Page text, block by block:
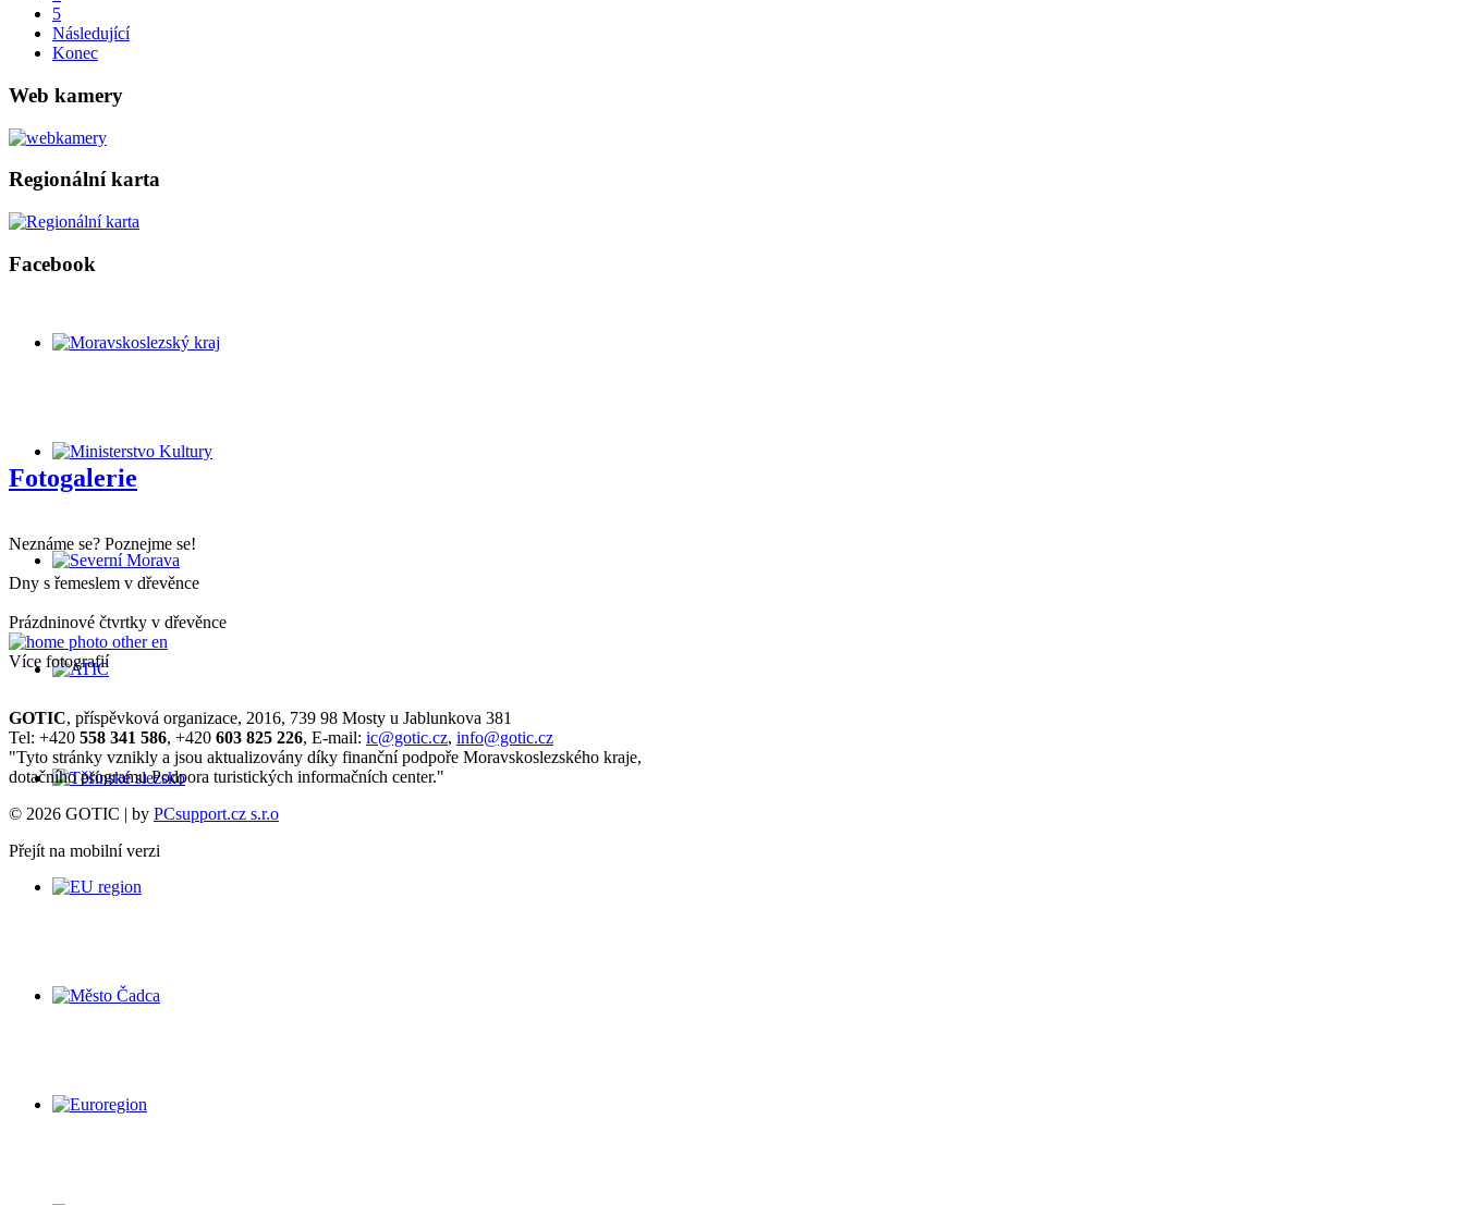
5
Následující
Konec
Web kamery
Regionální karta
Facebook
Fotogalerie
Neznáme se? Poznejme se!
Dny s řemeslem v dřevěnce
Prázdninové čtvrtky v dřevěnce
Více fotografií
GOTIC, příspěvková organizace, 2016, 739 98 Mosty u Jablunkova 381
Tel: +420 558 341 586, +420 603 825 226, E-mail: ic@gotic.cz, info@gotic.cz
"Tyto stránky vznikly a jsou aktualizovány díky finanční podpoře Moravskoslezského kraje,
dotačního programu Podpora turistických informačních center."
© 2026 GOTIC | by PCsupport.cz s.r.o
Přejít na mobilní verzi